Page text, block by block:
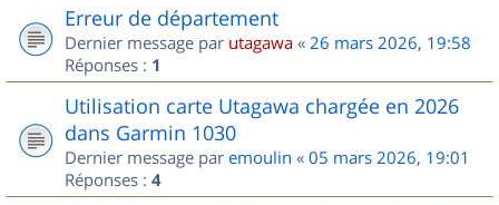
Erreur de département
Dernier message par utagawa « 26 mars 2026, 19:58
Réponses : 1
Utilisation carte Utagawa chargée en 2026
dans Garmin 1030
Dernier message par emoulin « 05 mars 2026, 19:01
Réponses : 4